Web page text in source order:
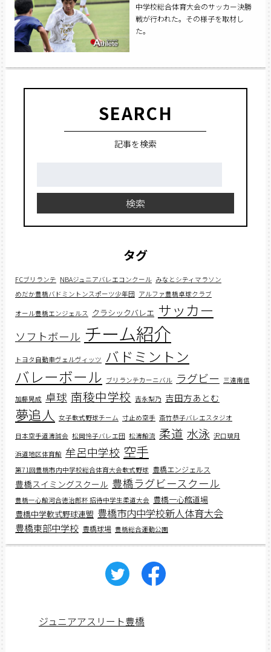
中学校総合体育大会のサッカー決勝
戦が行われた。その様子を取材し
た。
SEARCH
記事を検索
検索
タグ
FCブリランテ NBAジュニアバレエコンクール みなとシティマラソン
めだか豊橋バドミントンスポーツ少年団 アルファ豊橋卓球クラブ
オール豊橋エンジェルス クラシックバレエ サッカー
ソフトボール チーム紹介
トヨタ自動車ヴェルヴィッツ バドミントン
バレーボール ブリランテカーニバル ラグビー 三遠南信
加藤晃成 卓球 南稜中学校 吉永梨乃 吉田方あとむ
夢追人 女子軟式野球チーム 寸止め空手 斎竹恭子バレエスタジオ
日本空手道濤誠会 松岡怜子バレエ団 松濤館流 柔道 水泳 沢口璃月
浜道地区体育館 牟呂中学校 空手
第71回豊橋市内中学校総合体育大会軟式野球 豊橋エンジェルス
豊橋スイミングスクール 豊橋ラグビースクール
豊橋一心館河合徳治郎杯 招待中学生柔道大会 豊橋一心館道場
豊橋中学軟式野球連盟 豊橋市内中学校新人体育大会
豊橋東部中学校 豊橋球場 豊橋総合運動公園
ジュニアアスリート豊橋